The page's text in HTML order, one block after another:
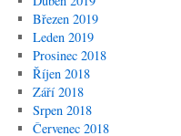
Březen 2019
Leden 2019
Prosinec 2018
Říjen 2018
Září 2018
Srpen 2018
Červenec 2018